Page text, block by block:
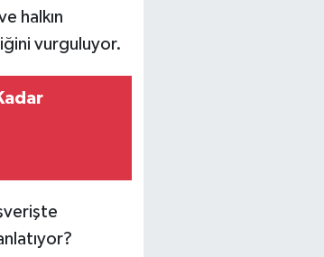
halkın
vurguluyor.